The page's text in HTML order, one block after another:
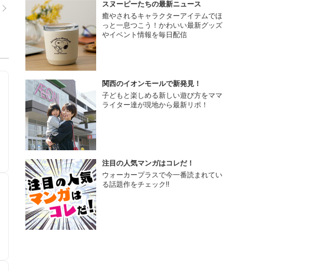
スヌーピーたちの最新ニュース
癒やされるキャラクターアイテムでほ
っと一息つこう！かわいい最新グッズ
やイベント情報を毎日配信
関西のイオンモールで新発見！
子どもと楽しめる新しい遊び方をママ
ライター達が現地から最新リポ！
注目の人気マンガはコレだ！
ウォーカープラスで今一番読まれてい
る話題作をチェック!!